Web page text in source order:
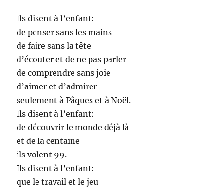
Ils disent à l’enfant:
de penser sans les mains
de faire sans la tête
d’écouter et de ne pas parler
de comprendre sans joie
d’aimer et d’admirer
seulement à Pâques et à Noël.
Ils disent à l’enfant:
de découvrir le monde déjà là
et de la centaine
ils volent 99.
Ils disent à l’enfant:
que le travail et le jeu